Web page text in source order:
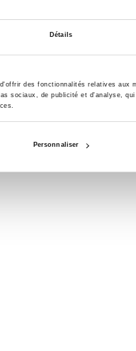
Détails
des fonctionnalités relatives
sociaux, de publicité et d'analyse,
Personnaliser